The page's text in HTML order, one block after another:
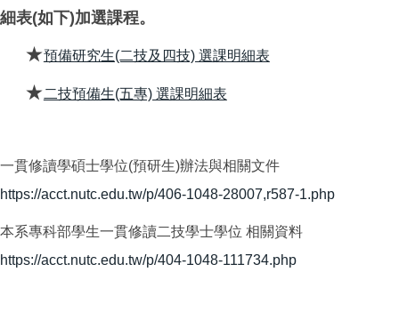
細表(如下)加選課程。
★預備研究生(二技及四技) 選課明細表
★二技預備生(五專) 選課明細表
一貫修讀學碩士學位(預研生)辦法與相關文件
https://acct.nutc.edu.tw/p/406-1048-28007,r587-1.php
本系專科部學生一貫修讀二技學士學位 相關資料
https://acct.nutc.edu.tw/p/404-1048-111734.php